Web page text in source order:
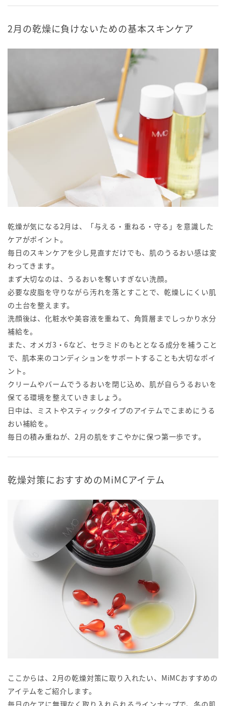
2月の乾燥に負けないための基本スキンケア
乾燥が気になる2月は、「与える・重ねる・守る」を意識した
ケアがポイント。
毎日のスキンケアを少し見直すだけでも、肌のうるおい感は変
わってきます。
まず大切なのは、うるおいを奪いすぎない洗顔。
必要な皮脂を守りながら汚れを落とすことで、乾燥しにくい肌
の土台を整えます。
洗顔後は、化粧水や美容液を重ねて、角質層までしっかり水分
補給を。
また、オメガ3・6など、セラミドのもととなる成分を補うこと
で、肌本来のコンディションをサポートすることも大切なポイ
ント。
クリームやバームでうるおいを閉じ込め、肌が自らうるおいを
保てる環境を整えていきましょう。
日中は、ミストやスティックタイプのアイテムでこまめにうる
おい補給を。
毎日の積み重ねが、2月の肌をすこやかに保つ第一歩です。
乾燥対策におすすめのMiMCアイテム
ここからは、2月の乾燥対策に取り入れたい、MiMCおすすめの
アイテムをご紹介します。
毎日のケアに無理なく取り入れられるラインナップで、冬の肌